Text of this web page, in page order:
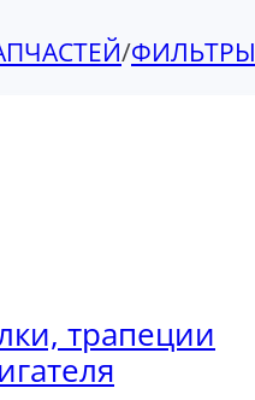
/ФИЛЬТРЫ
трапеции